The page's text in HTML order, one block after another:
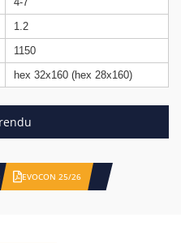
1.2
1150
hex 32x160 (hex 28x160)
EVOCON 25/26